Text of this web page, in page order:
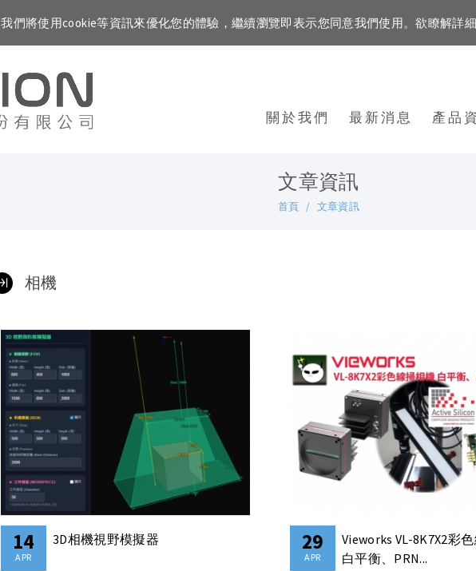
我們將使用cookie等資訊來優化您的體驗，繼續瀏覽即表示您同意我們使用。欲瞭解詳
關於我們 最新消息 產品
文章資訊
首頁 文章資訊
相機
14
APR
3D相機視野模擬器 29
APR
Vieworks VL-8K7X2彩
白平衡、PRN...